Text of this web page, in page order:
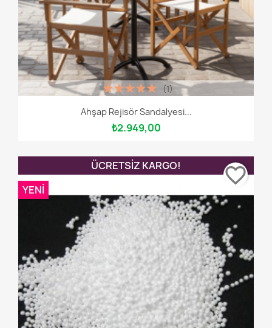
Ahşap Rejisör Sandalyesi...
₺2.949,00
(1)
ÜCRETSIZ KARGO!
YENI
favorite_border